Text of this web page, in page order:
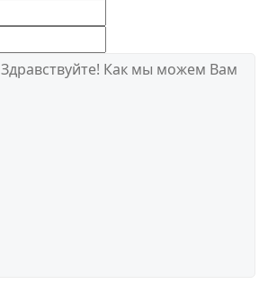
Здравствуйте! Как мы можем Вам